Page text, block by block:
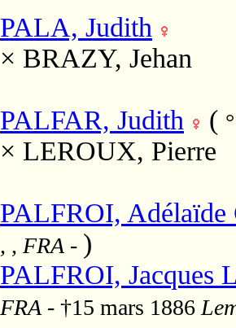
PALA, Judith
× BRAZY, Jehan
PALFAR, Judith ( °
× LEROUX, Pierre
PALFROI, Adélaïde
, , FRA - )
PALFROI, Jacques
FRA - †15 mars 1886